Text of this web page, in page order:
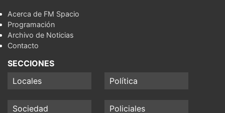
Acerca de FM Spacio
Programación
Archivo de Noticias
Contacto
SECCIONES
Locales
Política
Sociedad Policiales